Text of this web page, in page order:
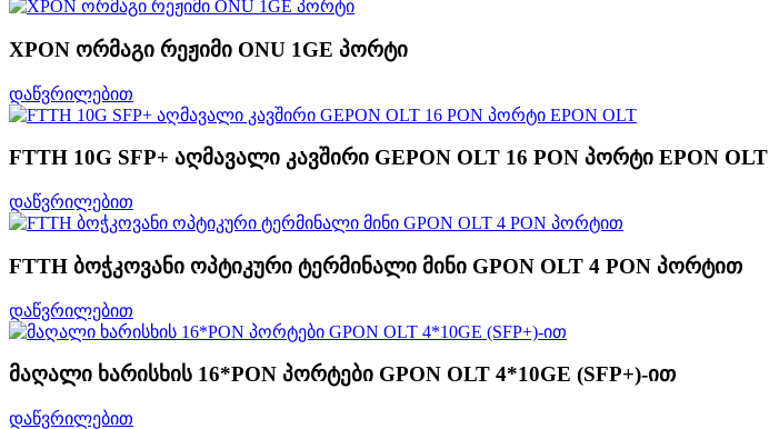
XPON ორმაგი რეჟიმი ONU 1GE პორტი
დაწვრილებით
FTTH 10G SFP+ აღმავალი კავშირი GEPON OLT 16 PON პორტი EPON OLT
დაწვრილებით
FTTH ბოჭკოვანი ოპტიკური ტერმინალი მინი GPON OLT 4 PON პორტით
დაწვრილებით
მაღალი ხარისხის 16*PON პორტები GPON OLT 4*10GE (SFP+)-ით
დაწვრილებით